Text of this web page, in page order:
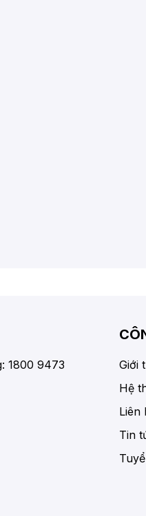
1800 9473
Giới
Hệ
Liên
Tin